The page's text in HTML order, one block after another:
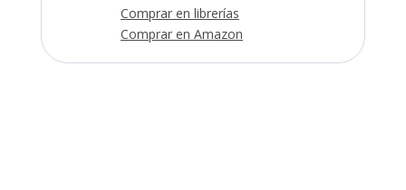
Comprar en librerías
Comprar en Amazon